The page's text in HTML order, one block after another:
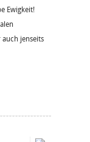
Ewigkeit!
auch jenseits